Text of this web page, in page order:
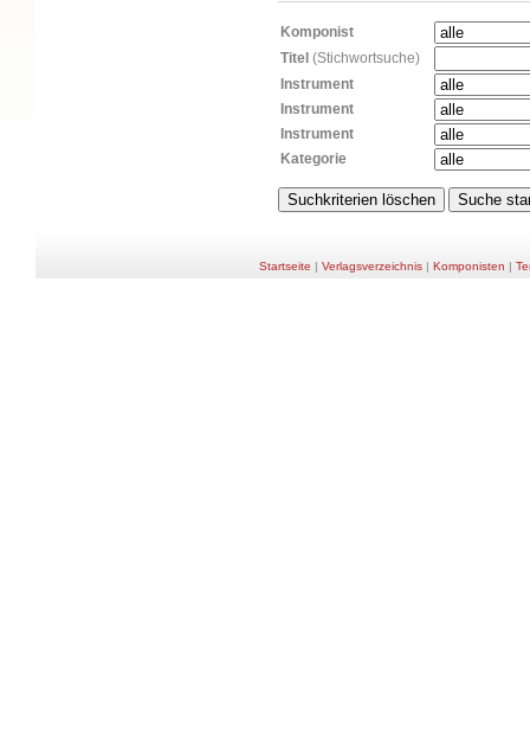
Komponist
Titel (Stichwortsuche)
Instrument
Instrument
Instrument
Kategorie
Startseite | Verlagsverzeichnis| Komponisten |